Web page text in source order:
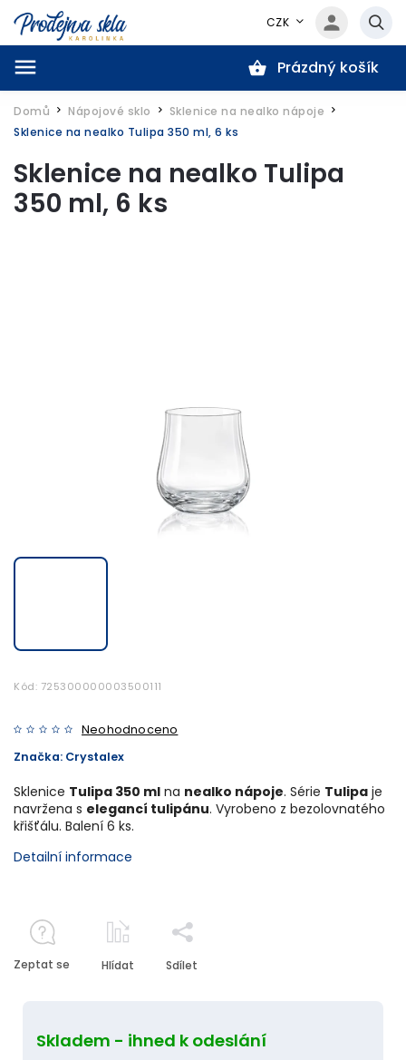
CZK
Prázdný košík
Domů / Nápojové sklo / Sklenice na nealko nápoje /
Sklenice na nealko Tulipa 350 ml, 6 ks
Sklenice na nealko Tulipa
350 ml, 6 ks
Kód: 725300000003500111
Neohodnoceno
Značka: Crystalex
Skladem - ihned k odeslání
Sklenice Tulipa 350 ml na nealko nápoje. Série Tulipa je
navržena s elegancí tulipánu. Vyrobeno z bezolovnatého
křišťálu. Balení 6 ks.
Detailní informace
Zeptat se Hlídat Sdílet